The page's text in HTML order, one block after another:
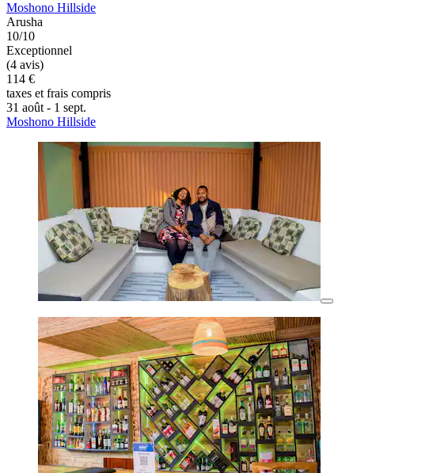
Moshono Hillside
Arusha
10/10
Exceptionnel
(4 avis)
114 €
taxes et frais compris
31 août - 1 sept.
Moshono Hillside